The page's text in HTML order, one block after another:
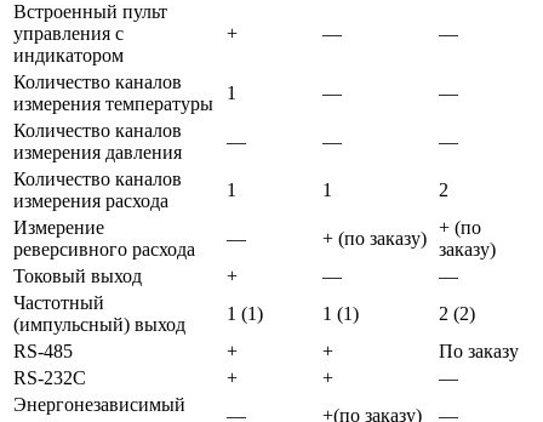
Встроенный пульт
управления с
индикатором
+ — —
Количество каналов
измерения температуры
1 —
—
Количество каналов
измерения давления
— —
—
Количество каналов
измерения расхода
1 1
2
Измерение
реверсивного расхода
— + (по заказу)
+ (по
заказу)
Токовый выход
+ —
—
Частотный
(импульсный) выход
1 (1) 1 (1)
2 (2)
RS-485
+ +
По заказу
RS-232C
+ +
—
Энергонезависимый
— +(по заказу) —